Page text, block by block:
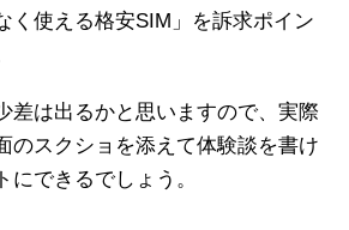
く使える格安SIM」を訴求ポイン
差は出るかと思いますので、実際
のスクショを添えて体験談を書け
にできるでしょう。